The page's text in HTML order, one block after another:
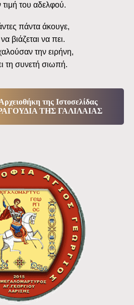
τιμή του αδελφού.
πάντα άκουγε,
βιάζεται να πει.
την ειρήνη,
τη συνετή σιωπή.
της Ιστοσελίδας
ΤΗΣ ΓΑΛΙΛΑΙΑΣ